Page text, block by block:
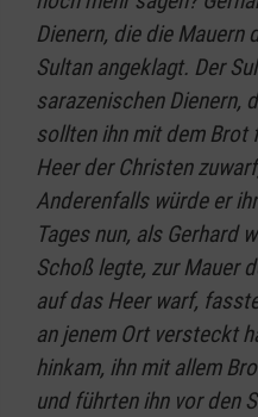
Dienern, die die Mauern
Sultan angeklagt. Der
sarazenischen Dienern,
sollten ihn mit dem Brot
Heer der Christen
Anderenfalls würde er
Tages nun, als Gerhard
Schoß legte, zur Mauer
auf das Heer warf,
an jenem Ort versteckt
hinkam, ihn mit allem
und führten ihn vor den